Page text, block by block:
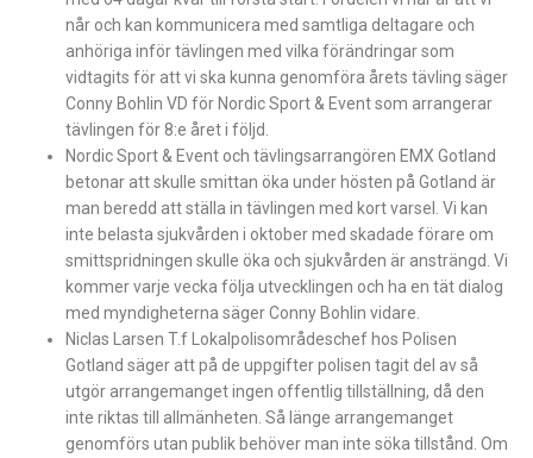
når och kan kommunicera med samtliga deltagare och
anhöriga inför tävlingen med vilka förändringar som
vidtagits för att vi ska kunna genomföra årets tävling säger
Conny Bohlin VD för Nordic Sport & Event som arrangerar
tävlingen för 8:e året i följd.
Nordic Sport & Event och tävlingsarrangören EMX Gotland
betonar att skulle smittan öka under hösten på Gotland är
man beredd att ställa in tävlingen med kort varsel. Vi kan
inte belasta sjukvården i oktober med skadade förare om
smittspridningen skulle öka och sjukvården är ansträngd. Vi
kommer varje vecka följa utvecklingen och ha en tät dialog
med myndigheterna säger Conny Bohlin vidare.
Niclas Larsen T.f Lokalpolisområdeschef hos Polisen
Gotland säger att på de uppgifter polisen tagit del av så
utgör arrangemanget ingen offentlig tillställning, då den
inte riktas till allmänheten. Så länge arrangemanget
genomförs utan publik behöver man inte söka tillstånd. Om